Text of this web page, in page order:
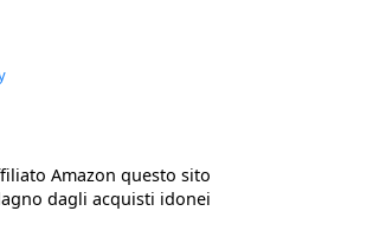
Amazon questo sito
dagli acquisti idonei